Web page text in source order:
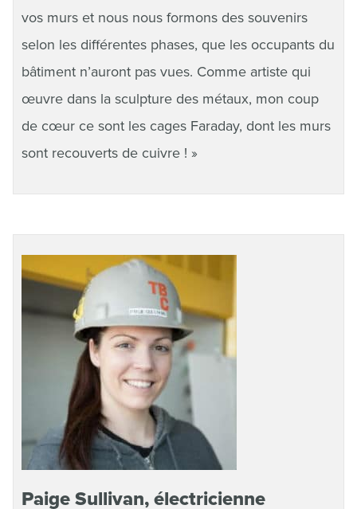
vos murs et nous nous formons des souvenirs
selon les différentes phases, que les occupants du
bâtiment n’auront pas vues. Comme artiste qui
œuvre dans la sculpture des métaux, mon coup
de cœur ce sont les cages Faraday, dont les murs
sont recouverts de cuivre ! »
Paige Sullivan, électricienne